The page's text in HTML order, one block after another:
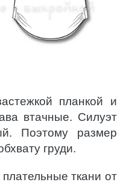
планкой и
втачные. Силуэт
Поэтому размер
груди.
ткани от